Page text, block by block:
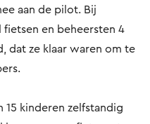
aan de pilot. Bij
en beheersten 4
dat ze klaar waren om te
kinderen zelfstandig